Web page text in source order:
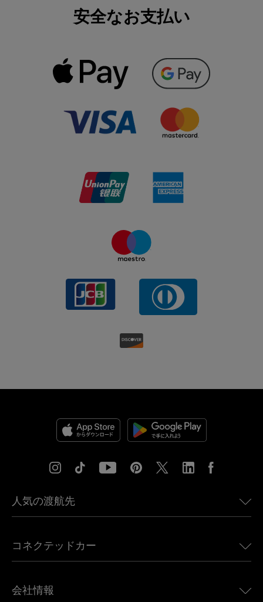
安全なお支払い
人気の渡航先
ヨーロッパ向けeSIM
カナダ向けeSIM
コネクテッドカー
Land Rover向けUbigi
会社情報